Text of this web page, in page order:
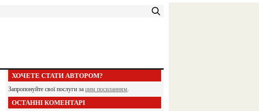
ХОЧЕТЕ СТАТИ АВТОРОМ?
Запропонуйте свої послуги за цим посиланням.
ОСТАННІ КОМЕНТАРІ